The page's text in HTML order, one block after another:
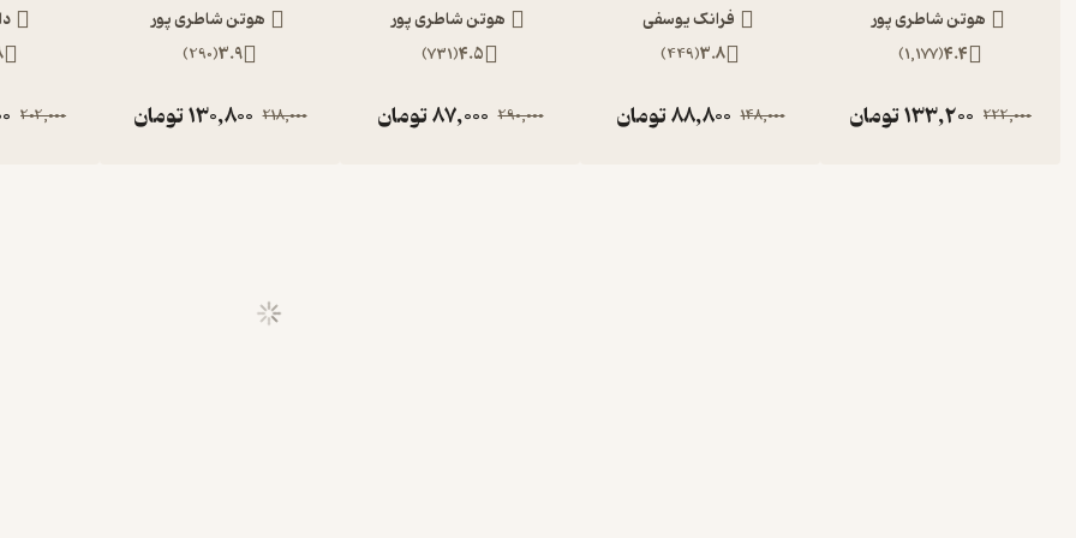
هوتن شاطری پور
4.4
(
1,177
)
222,000
133,200تومان
فرانک یوسفی
3.8
(
449
)
148,000
88,800تومان
هوتن شاطری پور
4.5
(
731
)
290,000
87,000تومان
هوتن شاطری پور
3.9
(
290
)
218,000
130,800تومان 202,000